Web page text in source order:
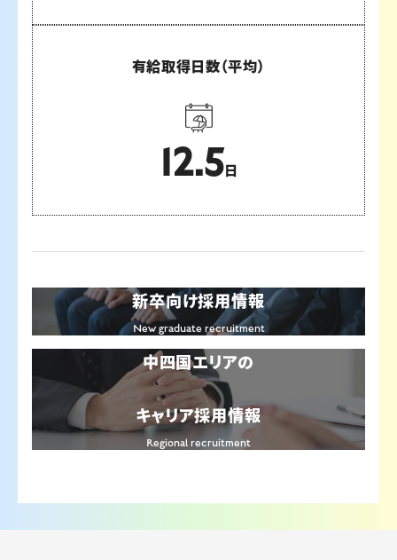
有給取得日数（平均）
12.5日
新卒向け採用情報
New graduate recruitment
中四国エリアの
キャリア採用情報
Regional recruitment